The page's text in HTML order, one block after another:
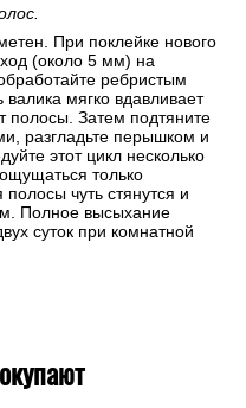
наклеенные полосы –
пузырей.
При поклейке нового
(около 5 мм) на
ребристым
мягко вдавливает
Затем подтяните
разгладьте перышком и
суток при комнатной